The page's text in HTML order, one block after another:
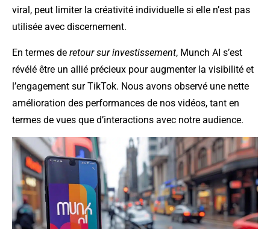
viral, peut limiter la créativité individuelle si elle n’est pas
utilisée avec discernement.
En termes de retour sur investissement, Munch AI s’est
révélé être un allié précieux pour augmenter la visibilité et
l’engagement sur TikTok. Nous avons observé une nette
amélioration des performances de nos vidéos, tant en
termes de vues que d’interactions avec notre audience.